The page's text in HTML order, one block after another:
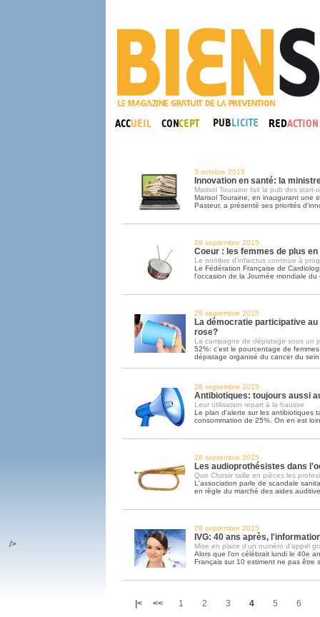
5 octobre 2015
Innovation en santé: la
Marisol Touraine fait la pub des start-
Marisol Touraine, en inaugurant une
Pasteur, a présenté ses priorités
29 septembre 2015
Coeur : les femmes de plus
Le nombre d'infarctus continue à
Le Fédération Française de
l'occasion de la Journée mondiale du
28 septembre 2015
La démocratie participative
rose?
La campagne de dépistage sous un
52%: c'est le pourcentage de
dépistage organisé du cancer du
28 septembre 2015
Antibiotiques: toujours aussi
Leur utilisation repart à la hausse
Le plan d'alerte sur les antibiotiques
consommation de 25%. On en est loin
28 septembre 2015
Les audioprothésistes dans
Que Chosiir taille en pièces les
L'association parle de scandale
en règle du marché des aides
28 septembre 2015
IVG: 40 ans après,
Mise en place d'un numéro d'appel
Alors que l'on célébrait lundi le 40e
Français sur 10 estiment ne pas être
|< << 1 2 3 4 5 6
/>